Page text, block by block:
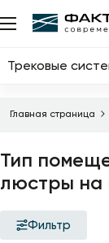
Трековые
Главная страница
Тип
люстры на
Фильтр
Назад
Каталог
Люстры
Бра
Уличные